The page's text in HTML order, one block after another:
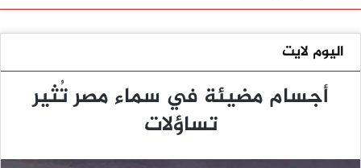
اليوم لايت
أجسام مضيئة في سماء مصر تُثير
تساؤلات